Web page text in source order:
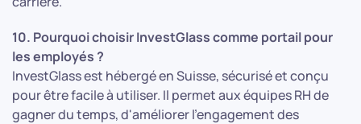
10. Pourquoi choisir InvestGlass comme portail pour
les employés ?
InvestGlass est hébergé en Suisse, sécurisé et conçu
pour être facile à utiliser. Il permet aux équipes RH de
gagner du temps, d'améliorer l'engagement des